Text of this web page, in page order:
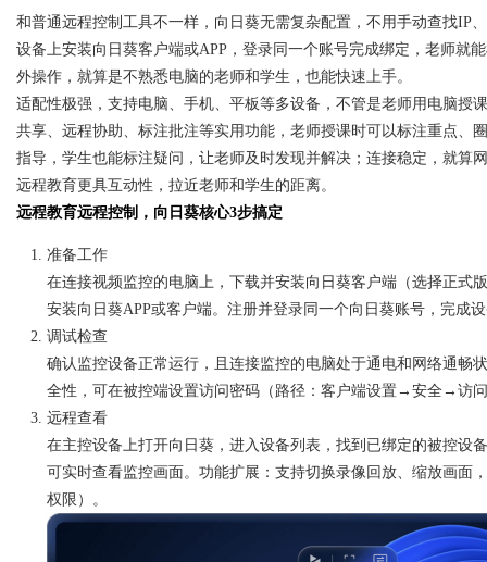
和普通远程控制工具不一样，向日葵无需复杂配置，不用手动查找IP
设备上安装向日葵客户端或APP，登录同一个账号完成绑定，老师就
外操作，就算是不熟悉电脑的老师和学生，也能快速上手。
适配性极强，支持电脑、手机、平板等多设备，不管是老师用电脑授
共享、远程协助、标注批注等实用功能，老师授课时可以标注重点、
指导，学生也能标注疑问，让老师及时发现并解决；连接稳定，就算
远程教育更具互动性，拉近老师和学生的距离。
远程教育远程控制，向日葵核心3步搞定
准备工作
在连接视频监控的电脑上，下载并安装向日葵客户端（选择正式
安装向日葵APP或客户端。注册并登录同一个向日葵账号，完成
调试检查
确认监控设备正常运行，且连接监控的电脑处于通电和网络通畅
全性，可在被控端设置访问密码（路径：客户端设置→安全→访
远程查看
在主控设备上打开向日葵，进入设备列表，找到已绑定的被控设
可实时查看监控画面。功能扩展：支持切换录像回放、缩放画面
权限）。